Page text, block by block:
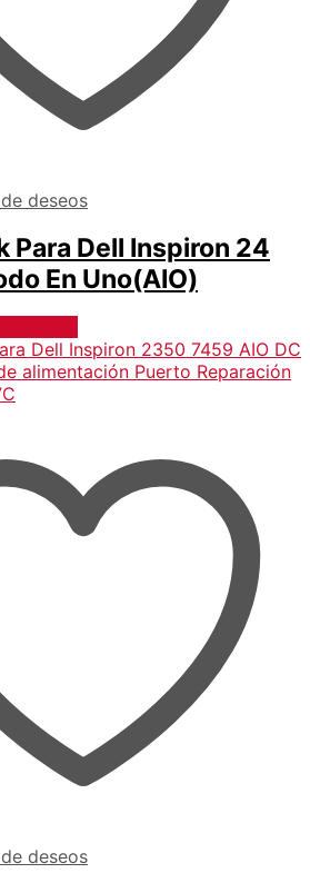
deseos
Para Dell Inspiron 24
En Uno(AIO)
deseos